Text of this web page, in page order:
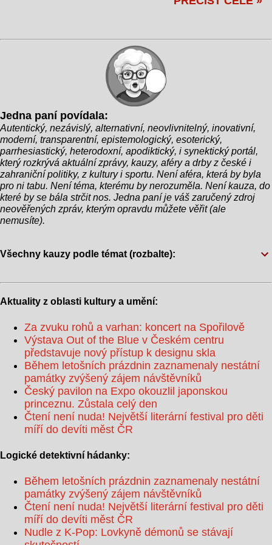
budou plout na lodích, menší státy, které mají méně
budou muset přeplavat. „Je to skvělý způsob, jak
demonstrovat, že sport není jen o soutěžení, ale
také o překonávání překážek,“ p...
ale zatraceně bystrý!" Publikum ocenilo tuto
poznámku bouřlivým potleskem a smíchem, což
však bylo jen začátkem celé komické situace.
Moderátor se rozhodl pokračovat v rozhovoru a
položil prezidentovi otázku o jeho věku. Biden se
zarazil a s úsměvem prohlásil: "Na svůj věk si
nepamatuji. Ale vím, že jsem byl ještě mlád, když
jsem se setkal s mým dobrým přítelem,
Napoleonem z Francie. Skvělý chlapík, měli jsme
spoustu dobrodružství!" Při této zmínce publikum i
ostatní kandidáti zůstali v šoku. "Myslíte Napoleona
Bonaparteho?" zeptal se zmateně jeden z
oponentů. Biden sebejistě přikývl: "Ano, přesně tak.
Jedna paní povídala:
Autentický, nezávislý, alternativní, neovlivnitelný, inovativní,
moderní, transparentní, epistemologický, esoterický,
parrhesiastický, heterodoxní, apodiktický, i synektický portál,
který rozkrývá aktuální zprávy, kauzy, aféry a drby z české i
zahraniční politiky, z kultury i sportu. Není aféra, která by byla
pro ni tabu. Není téma, kterému by nerozuměla. Není kauza, do
které by se bála strčit nos. Jedna paní je váš zaručený zdroj
neověřených zpráv, kterým opravdu můžete věřit (ale
nemusíte).
Všechny kauzy podle témat (rozbalte):
Aktuality z oblasti kultury a umění:
Za zvuku rohů a varhan: koncert na Spořilově
Výstava Out of the Blue v Českém centru
představuje nový přístup k designu skla
Během letošních prázdnin zaznamenaly nestátní
památky zvýšený zájem návštěvníků
Český pavilon na Expo okouzlil japonskou
princeznu. Zůstala celý den
Čtení není nuda! Největší literární festival pro děti
míří do devíti měst ČR
Logické detektivní hádanky:
Během letošních prázdnin zaznamenaly nestátní
památky zvýšený zájem návštěvníků
Čtení není nuda! Největší literární festival pro děti
míří do devíti měst ČR
Nudle z K-Pop: Lovkyně démonů se stávají